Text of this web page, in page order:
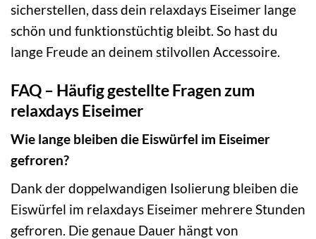
sicherstellen, dass dein relaxdays Eiseimer lange
schön und funktionstüchtig bleibt. So hast du
lange Freude an deinem stilvollen Accessoire.
FAQ – Häufig gestellte Fragen zum
relaxdays Eiseimer
Wie lange bleiben die Eiswürfel im Eiseimer
gefroren?
Dank der doppelwandigen Isolierung bleiben die
Eiswürfel im relaxdays Eiseimer mehrere Stunden
gefroren. Die genaue Dauer hängt von